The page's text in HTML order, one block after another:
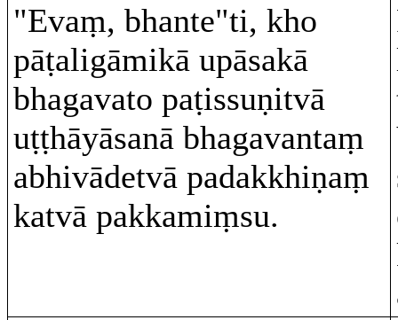
"Evaṃ, bhante"ti, kho
pāṭaligāmikā upāsakā
bhagavato paṭissuṇitvā
uṭṭhāyāsanā bhagavantaṃ
abhivādetvā padakkhiṇaṃ
katvā pakkamiṃsu.